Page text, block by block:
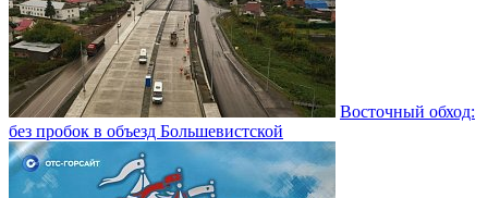
Восточный обход:
без пробок в объезд Большевистской